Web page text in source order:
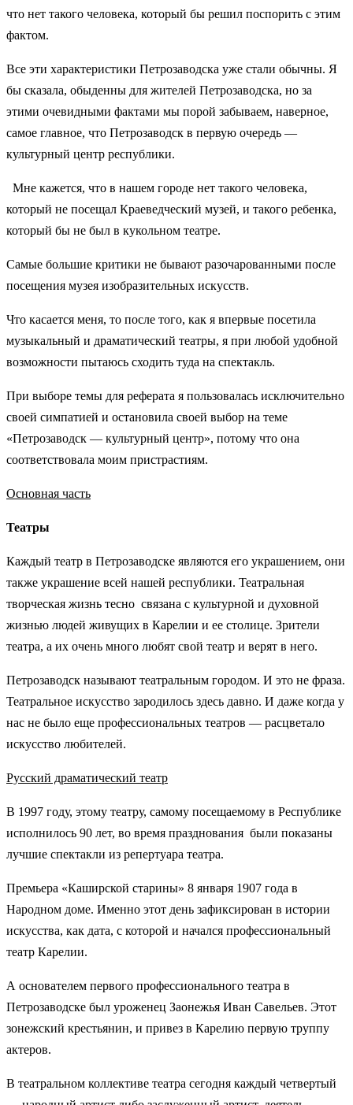
что нет такого человека, который бы решил поспорить с этим
фактом.
Все эти характеристики Петрозаводска уже стали обычны. Я
бы сказала, обыденны для жителей Петрозаводска, но за
этими очевидными фактами мы порой забываем, наверное,
самое главное, что Петрозаводск в первую очередь —
культурный центр республики.
Мне кажется, что в нашем городе нет такого человека,
который не посещал Краеведческий музей, и такого ребенка,
который бы не был в кукольном театре.
Самые большие критики не бывают разочарованными после
посещения музея изобразительных искусств.
Что касается меня, то после того, как я впервые посетила
музыкальный и драматический театры, я при любой удобной
возможности пытаюсь сходить туда на спектакль.
При выборе темы для реферата я пользовалась исключительно
своей симпатией и остановила своей выбор на теме
«Петрозаводск — культурный центр», потому что она
соответствовала моим пристрастиям.
Основная часть
Театры
Каждый театр в Петрозаводске являются его украшением, они
также украшение всей нашей республики. Театральная
творческая жизнь тесно связана с культурной и духовной
жизнью людей живущих в Карелии и ее столице. Зрители
театра, а их очень много любят свой театр и верят в него.
Петрозаводск называют театральным городом. И это не фраза.
Театральное искусство зародилось здесь давно. И даже когда у
нас не было еще профессиональных театров — расцветало
искусство любителей.
Русский драматический театр
В 1997 году, этому театру, самому посещаемому в Республике
исполнилось 90 лет, во время празднования были показаны
лучшие спектакли из репертуара театра.
Премьера «Каширской старины» 8 января 1907 года в
Народном доме. Именно этот день зафиксирован в истории
искусства, как дата, с которой и начался профессиональный
театр Карелии.
А основателем первого профессионального театра в
Петрозаводске был уроженец Заонежья Иван Савельев. Этот
зонежский крестьянин, и привез в Карелию первую труппу
актеров.
В театральном коллективе театра сегодня каждый четвертый